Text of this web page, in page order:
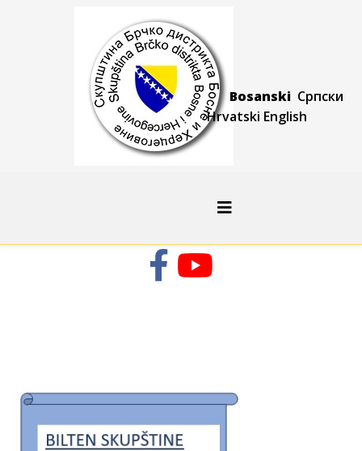
Bosanski Српски
Hrvatski English